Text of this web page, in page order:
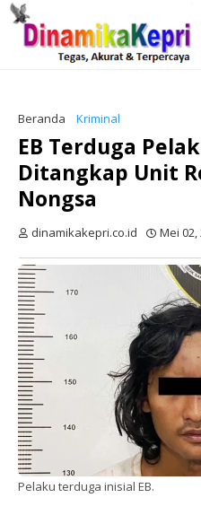
Beranda Kriminal
EB Terduga
Ditangkap Unit
Nongsa
dinamikakepri.co.id Mei 02,
Pelaku terduga inisial EB.